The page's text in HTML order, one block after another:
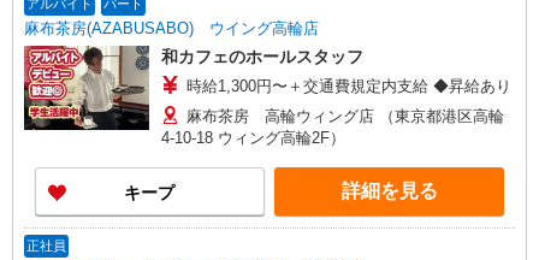
アルバイト パート
麻布茶房(AZABUSABO) ウイング高輪店
和カフェのホールスタッフ
時給1,300円〜＋交通費規定内支給 ◆昇給あり
麻布茶房 高輪ウィング店 （東京都港区高輪
4-10-18 ウィング高輪2F）
キープ 詳細を見る
正社員